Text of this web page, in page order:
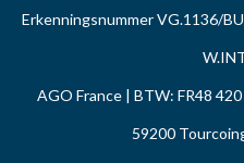
Erkenningsnummer VG.1136/
AGO France | BTW: FR48
59200